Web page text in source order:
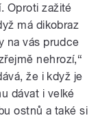
Oproti zažité
má dikobraz
na vás prudce
nehrozí,“
že i když je
dávat i velké
ostnů a také si